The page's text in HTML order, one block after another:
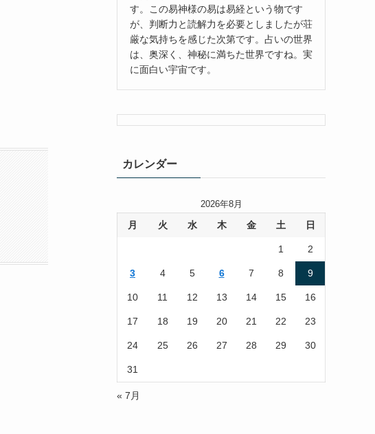
す。この易神様の易は易経という物です
が、判断力と読解力を必要としましたが荘
厳な気持ちを感じた次第です。占いの世界
は、奥深く、神秘に満ちた世界ですね。実
に面白い宇宙です。
カレンダー
2026年8月
月 火 水 木 金 土 日
1 2
3 4 5 6 7 8 9
10 11 12 13 14 15 16
17 18 19 20 21 22 23
24 25 26 27 28 29 30
31
« 7月